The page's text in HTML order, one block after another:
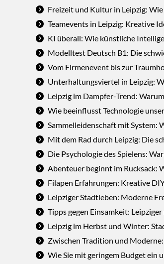
Freizeit und Kultur in Leipzig:
Teamevents in Leipzig: Kreative
KI überall: Wie künstliche
Modelltest Deutsch B1: Die
Vom Firmenevent bis zur
Unterhaltungsviertel in Leipzig:
Leipzig im Dampfer-Trend:
Wie beeinflusst Technologie
Sammelleidenschaft mit System:
Mit dem Rad durch Leipzig: Die
Die Psychologie des Spielens:
Abenteuer beginnt im Rucksack:
Filapen Erfahrungen: Kreative
Leipziger Stadtleben: Moderne
Tipps gegen Einsamkeit:
Leipzig im Herbst und Winter:
Zwischen Tradition und
Wie Sie mit geringem Budget ein